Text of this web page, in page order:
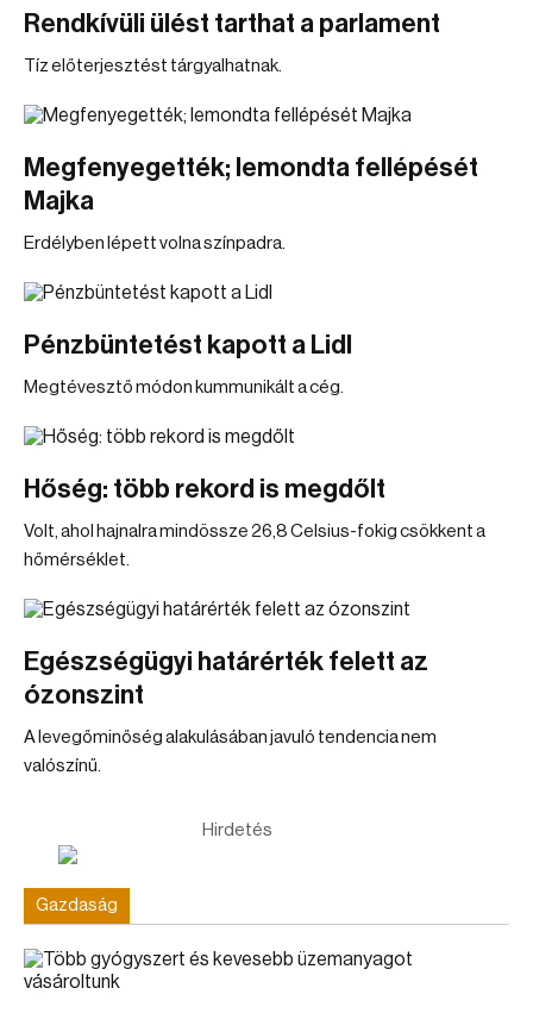
Rendkívüli ülést tarthat a parlament
Tíz előterjesztést tárgyalhatnak.
Megfenyegették; lemondta fellépését
Majka
Erdélyben lépett volna színpadra.
Pénzbüntetést kapott a Lidl
Megtévesztő módon kummunikált a cég.
Hőség: több rekord is megdőlt
Volt, ahol hajnalra mindössze 26,8 Celsius-fokig csökkent a
hőmérséklet.
Egészségügyi határérték felett az
ózonszint
A levegőminőség alakulásában javuló tendencia nem
valószínű.
Hirdetés
Gazdaság